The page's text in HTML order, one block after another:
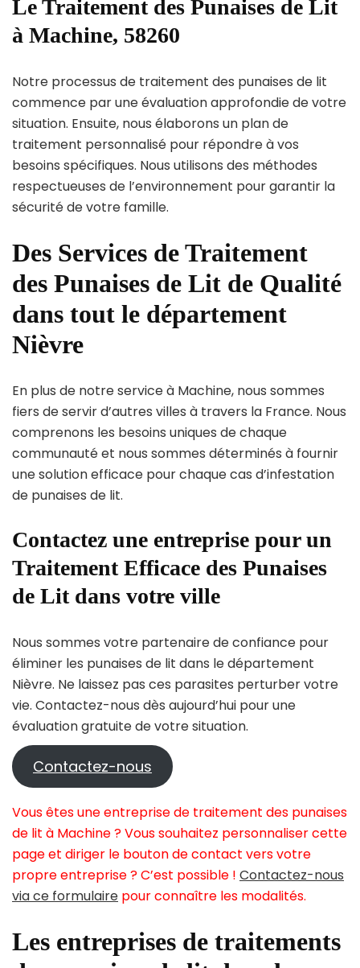
Le Traitement des Punaises de Lit
à Machine, 58260
Notre processus de traitement des punaises de lit
commence par une évaluation approfondie de votre
situation. Ensuite, nous élaborons un plan de
traitement personnalisé pour répondre à vos
besoins spécifiques. Nous utilisons des méthodes
respectueuses de l’environnement pour garantir la
sécurité de votre famille.
Des Services de Traitement
des Punaises de Lit de Qualité
dans tout le département
Nièvre
En plus de notre service à Machine, nous sommes
fiers de servir d’autres villes à travers la France. Nous
comprenons les besoins uniques de chaque
communauté et nous sommes déterminés à fournir
une solution efficace pour chaque cas d’infestation
de punaises de lit.
Contactez une entreprise pour un
Traitement Efficace des Punaises
de Lit dans votre ville
Nous sommes votre partenaire de confiance pour
éliminer les punaises de lit dans le département
Nièvre. Ne laissez pas ces parasites perturber votre
vie. Contactez-nous dès aujourd’hui pour une
évaluation gratuite de votre situation.
Contactez-nous
Vous êtes une entreprise de traitement des punaises
de lit à Machine ? Vous souhaitez personnaliser cette
page et diriger le bouton de contact vers votre
propre entreprise ? C’est possible ! Contactez-nous
via ce formulaire pour connaître les modalités.
Les entreprises de traitements